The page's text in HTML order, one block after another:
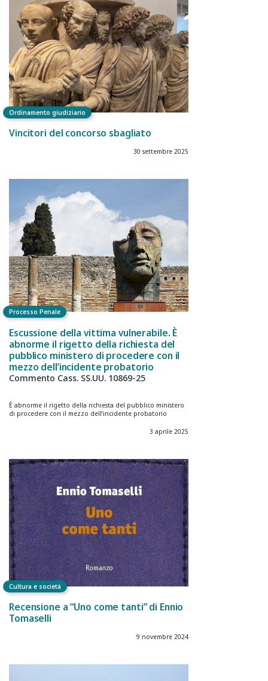
Ordinamento giudiziario
Vincitori del concorso sbagliato
30 settembre 2025
Processo Penale
Escussione della vittima vulnerabile. È
abnorme il rigetto della richiesta del
pubblico ministero di procedere con il
mezzo dell’incidente probatorio
Commento Cass. SS.UU. 10869-25
È abnorme il rigetto della richiesta del pubblico ministero
di procedere con il mezzo dell’incidente probatorio
3 aprile 2025
Cultura e società
Recensione a “Uno come tanti” di Ennio
Tomaselli
9 novembre 2024